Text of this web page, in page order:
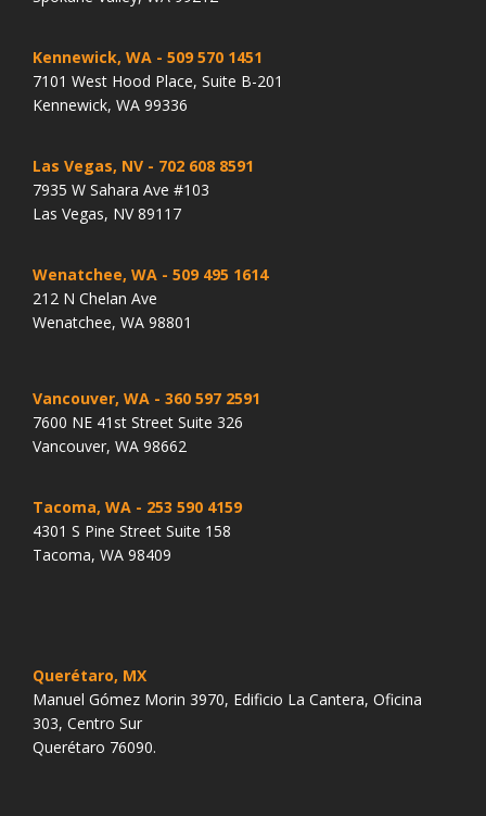
Kennewick, WA - 509 570 1451
7101 West Hood Place, Suite B-201
Kennewick, WA 99336
Las Vegas, NV - 702 608 8591
7935 W Sahara Ave #103
Las Vegas, NV 89117
Wenatchee, WA - 509 495 1614
212 N Chelan Ave
Wenatchee, WA 98801
Vancouver, WA - 360 597 2591
7600 NE 41st Street Suite 326
Vancouver, WA 98662
Tacoma, WA - 253 590 4159
4301 S Pine Street Suite 158
Tacoma, WA 98409
Querétaro, MX
Manuel Gómez Morin 3970, Edificio La Cantera, Oficina
303, Centro Sur
Querétaro 76090.